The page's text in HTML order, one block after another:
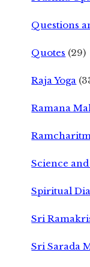
Questions
Quotes (29)
Raja Yoga
Ramana
Science
Spiritual
Sri
Sri Sarada